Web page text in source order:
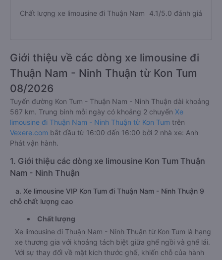
Chất lượng xe limousine đi Thuận Nam 4.1/5.0 đánh giá
Giới thiệu về các dòng xe limousine đi
Thuận Nam - Ninh Thuận từ Kon Tum
08/2026
Tuyến đường Kon Tum - Thuận Nam - Ninh Thuận dài khoảng
567 km. Trung bình mỗi ngày có khoảng 2 chuyến Xe
limousine đi Thuận Nam - Ninh Thuận từ Kon Tum trên
Vexere.com bắt đầu từ 16:00 đến 16:00 bởi 2 nhà xe: Anh
Phát vận hành.
1. Giới thiệu các dòng xe limousine Kon Tum Thuận
Nam - Ninh Thuận
a. Xe limousine VIP Kon Tum đi Thuận Nam - Ninh Thuận 9
chỗ chất lượng cao
Chất lượng
Xe limousine đi Thuận Nam - Ninh Thuận từ Kon Tum là hạng
xe thương gia với khoảng tách biệt giữa ghế ngồi và ghế lái.
Với sự thay đổi về mặt kích thước ghế, khiến chỗ của hành